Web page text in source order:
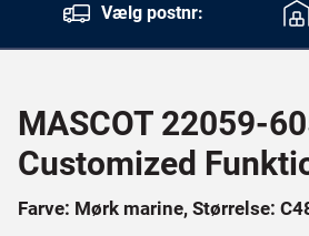
Vælg postnr:
MASCOT 22059-
Customized
Farve: Mørk marine, Størrelse: